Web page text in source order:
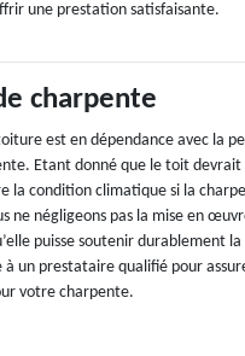
une prestation satisfaisante.
charpente
est en dépendance avec la
Etant donné que le toit
la condition climatique si la
ne négligeons pas la mise en
puisse soutenir durablement
à un prestataire qualifié pour
votre charpente.